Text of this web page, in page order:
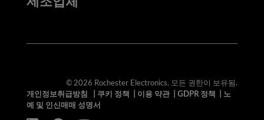
© 2026 Rochester Electronics. 모든 권한이 보유됨.
개인정보취급방침
쿠키 정책 이용 약관| GDPR 정책
노
예 및 인신매매 성명서